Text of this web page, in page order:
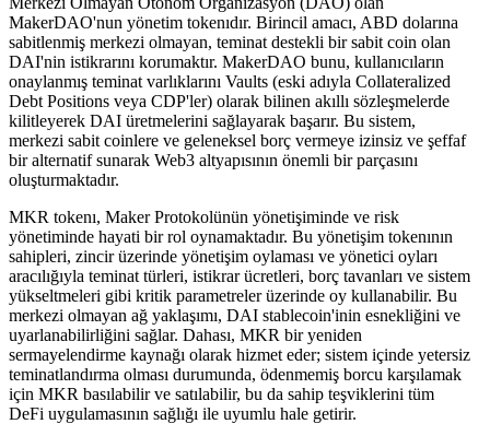
MakerDAO'nun yönetim tokenıdır. Birincil amacı, ABD dolarına
sabitlenmiş merkezi olmayan, teminat destekli bir sabit coin olan
DAI'nin istikrarını korumaktır. MakerDAO bunu, kullanıcıların
onaylanmış teminat varlıklarını Vaults (eski adıyla Collateralized
Debt Positions veya CDP'ler) olarak bilinen akıllı sözleşmelerde
kilitleyerek DAI üretmelerini sağlayarak başarır. Bu sistem,
merkezi sabit coinlere ve geleneksel borç vermeye izinsiz ve şeffaf
bir alternatif sunarak Web3 altyapısının önemli bir parçasını
oluşturmaktadır.
MKR tokenı, Maker Protokolünün yönetişiminde ve risk
yönetiminde hayati bir rol oynamaktadır. Bu yönetişim tokenının
sahipleri, zincir üzerinde yönetişim oylaması ve yönetici oyları
aracılığıyla teminat türleri, istikrar ücretleri, borç tavanları ve sistem
yükseltmeleri gibi kritik parametreler üzerinde oy kullanabilir. Bu
merkezi olmayan ağ yaklaşımı, DAI stablecoin'inin esnekliğini ve
uyarlanabilirliğini sağlar. Dahası, MKR bir yeniden
sermayelendirme kaynağı olarak hizmet eder; sistem içinde yetersiz
teminatlandırma olması durumunda, ödenmemiş borcu karşılamak
için MKR basılabilir ve satılabilir, bu da sahip teşviklerini tüm
DeFi uygulamasının sağlığı ile uyumlu hale getirir.